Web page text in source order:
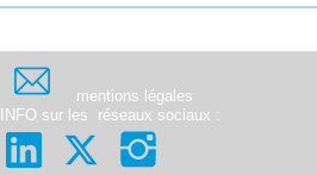
mentions légales
sur les
réseaux sociaux :